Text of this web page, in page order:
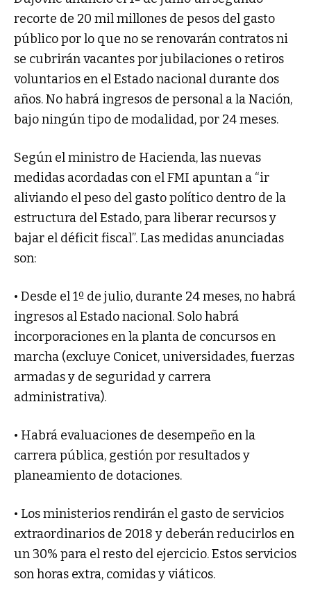
recorte de 20 mil millones de pesos del gasto
público por lo que no se renovarán contratos ni
se cubrirán vacantes por jubilaciones o retiros
voluntarios en el Estado nacional durante dos
años. No habrá ingresos de personal a la Nación,
bajo ningún tipo de modalidad, por 24 meses.
Según el ministro de Hacienda, las nuevas
medidas acordadas con el FMI apuntan a “ir
aliviando el peso del gasto político dentro de la
estructura del Estado, para liberar recursos y
bajar el déficit fiscal”. Las medidas anunciadas
son:
• Desde el 1º de julio, durante 24 meses, no habrá
ingresos al Estado nacional. Solo habrá
incorporaciones en la planta de concursos en
marcha (excluye Conicet, universidades, fuerzas
armadas y de seguridad y carrera
administrativa).
• Habrá evaluaciones de desempeño en la
carrera pública, gestión por resultados y
planeamiento de dotaciones.
• Los ministerios rendirán el gasto de servicios
extraordinarios de 2018 y deberán reducirlos en
un 30% para el resto del ejercicio. Estos servicios
son horas extra, comidas y viáticos.